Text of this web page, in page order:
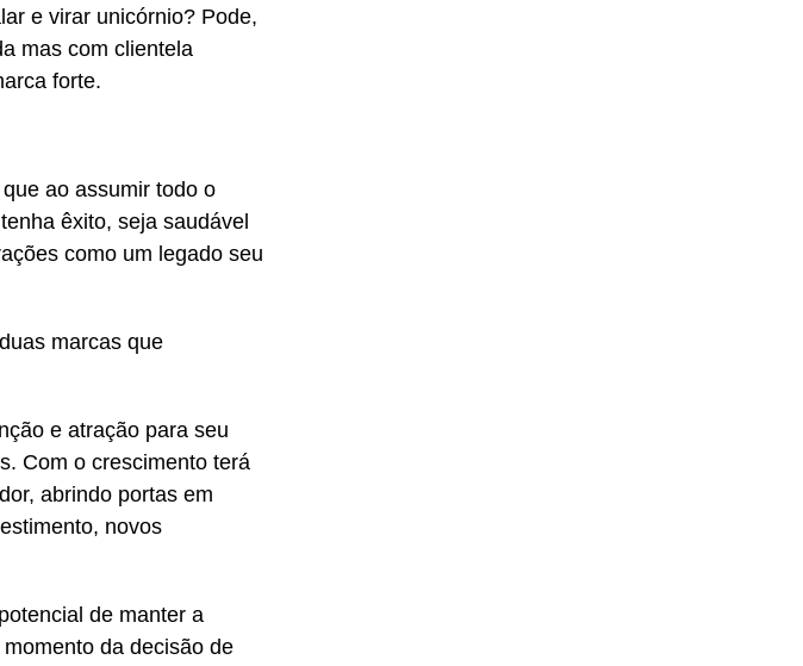
e virar unicórnio? Pode,
mas com clientela
forte.
ao assumir todo o
êxito, seja saudável
como um legado seu
marcas que
e atração para seu
Com o crescimento terá
abrindo portas em
novos
de manter a
da decisão de